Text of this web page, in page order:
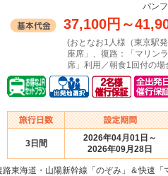
パン
37,100円 ～
(おとなお1人様（東京駅
座席」、復路：「マリン
席」利用／朝食1回付の場
3日間
2026年04月01日～
2026年09月28日
東海道・山陽新幹線「のぞみ」＆快速「